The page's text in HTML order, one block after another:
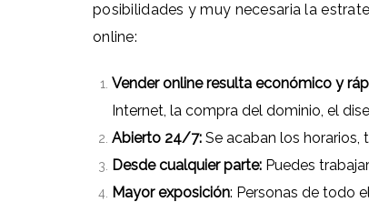
posibilidades y muy necesaria la
online:
Vender online resulta económico y
Internet, la compra del dominio, el
Abierto 24/7: Se acaban los
Desde cualquier parte: Puedes
Mayor exposición: Personas de todo